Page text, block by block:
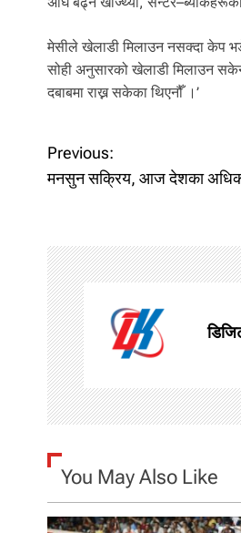
मेसीले खेलाडी मिलाउन नसक्दा केप
सोही अनुसारको खेलाडी मिलाउन
दबाबमा राख्न सकेका थिएनौँ ।’
P
s
t
n
a
v
i
g
a
Previous:
मनसुन सक्रिय, आज देशका अधिकांश
You May Also Like